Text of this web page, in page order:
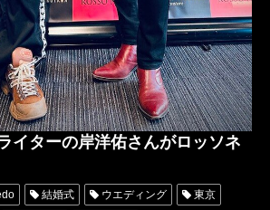
イターの岸洋佑さんがロッソネ
結婚式 ウエディング 東京